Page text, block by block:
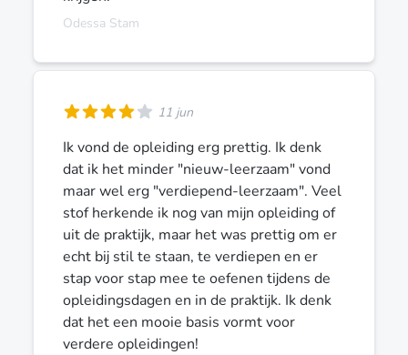
Odessa Stam
11 jun
Ik vond de opleiding erg prettig. Ik denk
dat ik het minder "nieuw-leerzaam" vond
maar wel erg "verdiepend-leerzaam". Veel
stof herkende ik nog van mijn opleiding of
uit de praktijk, maar het was prettig om er
echt bij stil te staan, te verdiepen en er
stap voor stap mee te oefenen tijdens de
opleidingsdagen en in de praktijk. Ik denk
dat het een mooie basis vormt voor
verdere opleidingen!